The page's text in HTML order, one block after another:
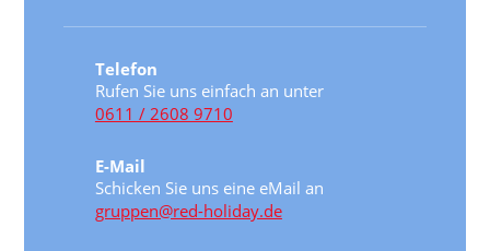
Telefon
Rufen Sie uns einfach an unter
0611 / 2608 9710
E-Mail
Schicken Sie uns eine eMail an
gruppen@red-holiday.de